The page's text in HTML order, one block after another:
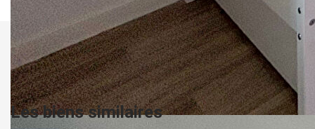
Les biens similaires